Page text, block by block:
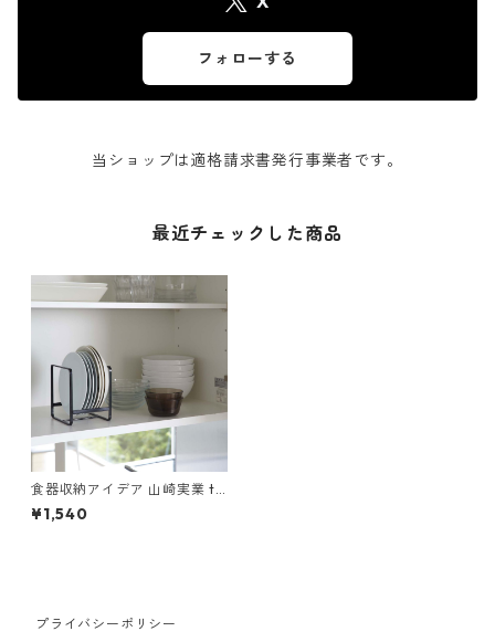
フォローする
当ショップは適格請求書発行事業者です。
最近チェックした商品
食器収納アイデア 山崎実業 to
wer タワー ディッシュラック
Sサイズ ブラック
¥1,540
プライバシーポリシー